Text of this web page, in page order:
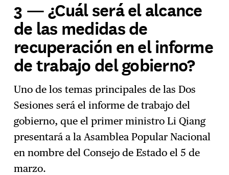
3 — ¿Cuál será el alcance
de las medidas de
recuperación en el informe
de trabajo del gobierno?
Uno de los temas principales de las Dos
Sesiones será el informe de trabajo del
gobierno, que el primer ministro Li Qiang
presentará a la Asamblea Popular Nacional
en nombre del Consejo de Estado el 5 de
marzo.